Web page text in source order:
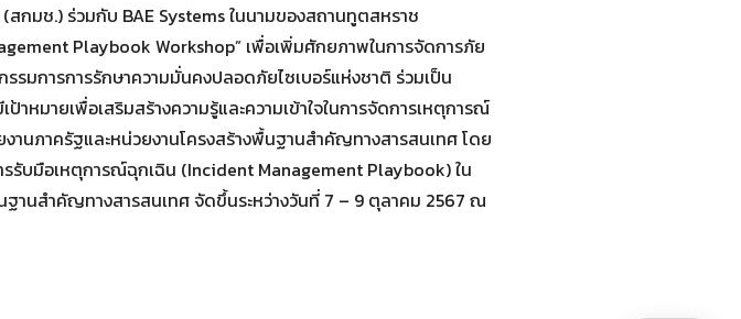
กมช.) ร่วมกับ BAE Systems ในนามของสถานทูตสหราช
Playbook Workshop” เพื่อเพิ่มศักยภาพในการจัดการภัย
มการการรักษาความมั่นคงปลอดภัยไซเบอร์แห่งชาติ ร่วมเป็น
หมายเพื่อเสริมสร้างความรู้และความเข้าใจในการจัดการเหตุการณ์
นภาครัฐและหน่วยงานโครงสร้างพื้นฐานสำคัญทางสารสนเทศ โดย
รับมือเหตุการณ์ฉุกเฉิน (Incident Management Playbook) ใน
ฐานสำคัญทางสารสนเทศ จัดขึ้นระหว่างวันที่ 7 – 9 ตุลาคม 2567 ณ